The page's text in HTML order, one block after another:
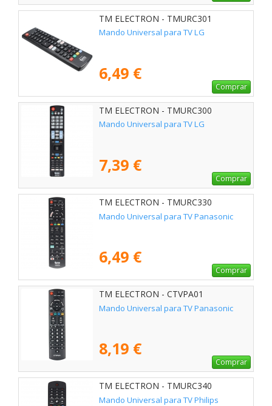
TM ELECTRON - TMURC301
Mando Universal para TV LG
6,49 €
Comprar
TM ELECTRON - TMURC300
Mando Universal para TV LG
7,39 €
Comprar
TM ELECTRON - TMURC330
Mando Universal para TV Panasonic
6,49 €
Comprar
TM ELECTRON - CTVPA01
Mando Universal para TV Panasonic
8,19 €
Comprar
TM ELECTRON - TMURC340
Mando Universal para TV Philips